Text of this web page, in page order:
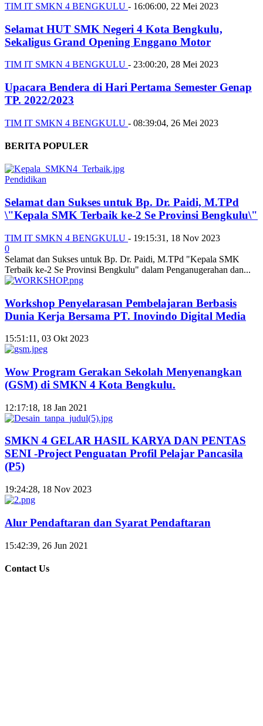
TIM IT SMKN 4 BENGKULU - 16:06:00, 22 Mei 2023
Selamat HUT SMK Negeri 4 Kota Bengkulu,
Sekaligus Grand Opening Enggano Motor
TIM IT SMKN 4 BENGKULU - 23:00:20, 28 Mei 2023
Upacara Bendera di Hari Pertama Semester Genap
TP. 2022/2023
TIM IT SMKN 4 BENGKULU - 08:39:04, 26 Mei 2023
BERITA POPULER
Pendidikan
Selamat dan Sukses untuk Bp. Dr. Paidi, M.TPd
\"Kepala SMK Terbaik ke-2 Se Provinsi Bengkulu\"
TIM IT SMKN 4 BENGKULU - 19:15:31, 18 Nov 2023
0
Selamat dan Sukses untuk Bp. Dr. Paidi, M.TPd "Kepala SMK
Terbaik ke-2 Se Provinsi Bengkulu" dalam Penganugerahan dan...
Workshop Penyelarasan Pembelajaran Berbasis
Dunia Kerja Bersama PT. Inovindo Digital Media
15:51:11, 03 Okt 2023
Wow Program Gerakan Sekolah Menyenangkan
(GSM) di SMKN 4 Kota Bengkulu.
12:17:18, 18 Jan 2021
SMKN 4 GELAR HASIL KARYA DAN PENTAS
SENI -Project Penguatan Profil Pelajar Pancasila
(P5)
19:24:28, 18 Nov 2023
Alur Pendaftaran dan Syarat Pendaftaran
15:42:39, 26 Jun 2021
Contact Us